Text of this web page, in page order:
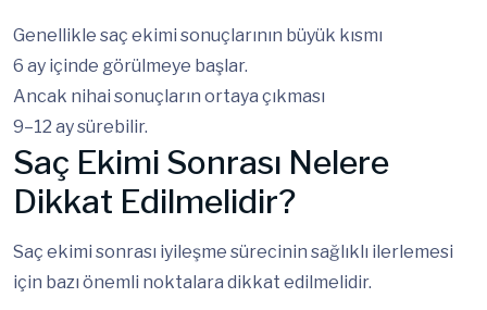
Genellikle saç ekimi sonuçlarının büyük kısmı
6 ay içinde görülmeye başlar.
Ancak nihai sonuçların ortaya çıkması
9–12 ay sürebilir.
Saç Ekimi Sonrası Nelere
Dikkat Edilmelidir?
Saç ekimi sonrası iyileşme sürecinin sağlıklı ilerlemesi
için bazı önemli noktalara dikkat edilmelidir.